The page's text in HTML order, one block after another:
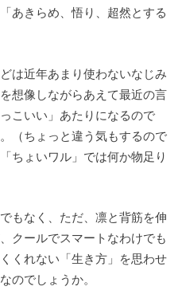
あきらめ、悟り、超然とする
は近年あまり使わないなじみ
想像しながらあえて最近の言
こいい」あたりになるので
（ちょっと違う気もするので
ちょいワル」では何か物足り
もなく、ただ、凛と背筋を伸
クールでスマートなわけでも
くれない「生き方」を思わせ
のでしょうか。